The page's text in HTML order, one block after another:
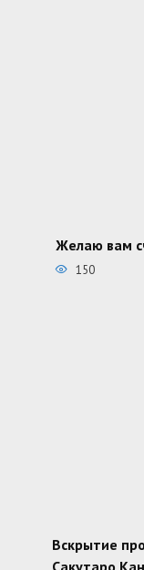
Желаю вам
150
Вскрытие
Сакутаро